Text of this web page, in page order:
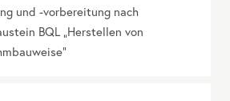
und -vorbereitung nach
BQL „Herstellen von